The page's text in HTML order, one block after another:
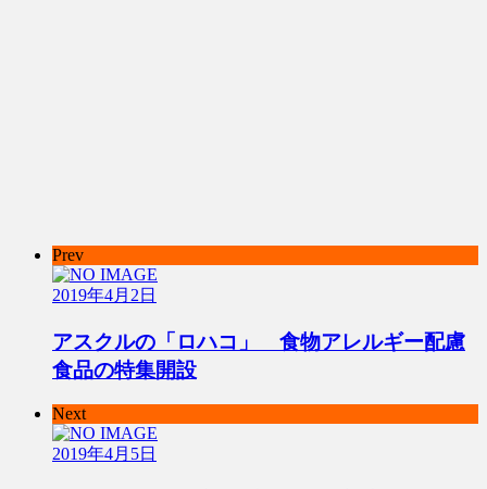
Prev
2019年4月2日
アスクルの「ロハコ」 食物アレルギー配慮
食品の特集開設
Next
2019年4月5日